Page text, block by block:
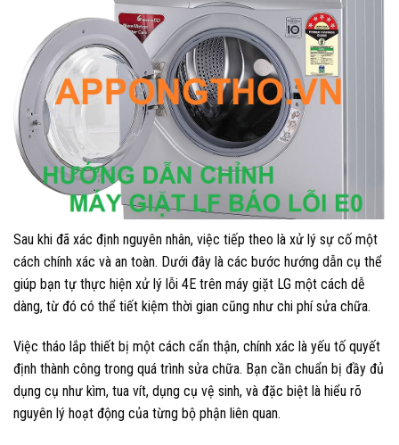
Sau khi đã xác định nguyên nhân, việc tiếp theo là xử lý sự cố một
cách chính xác và an toàn. Dưới đây là các bước hướng dẫn cụ thể
giúp bạn tự thực hiện xử lý lỗi 4E trên máy giặt LG một cách dễ
dàng, từ đó có thể tiết kiệm thời gian cũng như chi phí sửa chữa.
Việc tháo lắp thiết bị một cách cẩn thận, chính xác là yếu tố quyết
định thành công trong quá trình sửa chữa. Bạn cần chuẩn bị đầy đủ
dụng cụ như kìm, tua vít, dụng cụ vệ sinh, và đặc biệt là hiểu rõ
nguyên lý hoạt động của từng bộ phận liên quan.